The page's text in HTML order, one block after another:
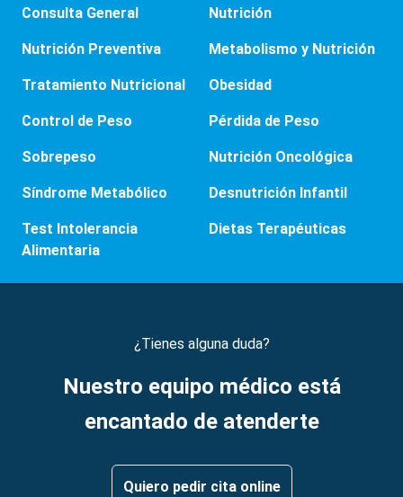
Consulta General Nutrición
Nutrición Preventiva Metabolismo y Nutrición
Tratamiento Nutricional Obesidad
Control de Peso Pérdida de Peso
Sobrepeso Nutrición Oncológica
Síndrome Metabólico Desnutrición Infantil
Test Intolerancia
Alimentaria
Dietas Terapéuticas
¿Tienes alguna duda?
Nuestro equipo médico está
encantado de atenderte
Quiero pedir cita online